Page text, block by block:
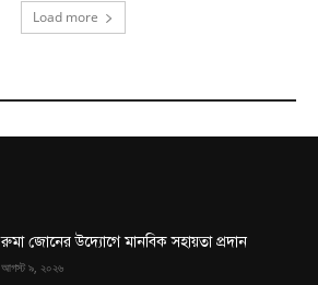
Load more
রুমা জোনের উদ্যোগে মানবিক সহায়তা প্রদান
আগস্ট ৯, ২০২৬